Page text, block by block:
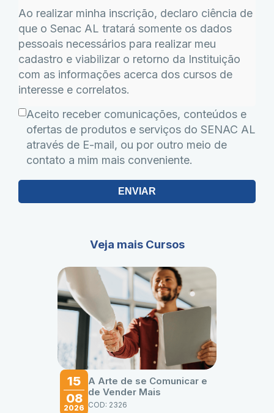
Ao realizar minha inscrição, declaro ciência de
que o Senac AL tratará somente os dados
pessoais necessários para realizar meu
cadastro e viabilizar o retorno da Instituição
com as informações acerca dos cursos de
interesse e correlatos.
Aceito receber comunicações, conteúdos e
ofertas de produtos e serviços do SENAC AL
através de E-mail, ou por outro meio de
contato a mim mais conveniente.
ENVIAR
Veja mais Cursos
15
08
2026
A Arte de se Comunicar e
de Vender Mais
COD: 2326